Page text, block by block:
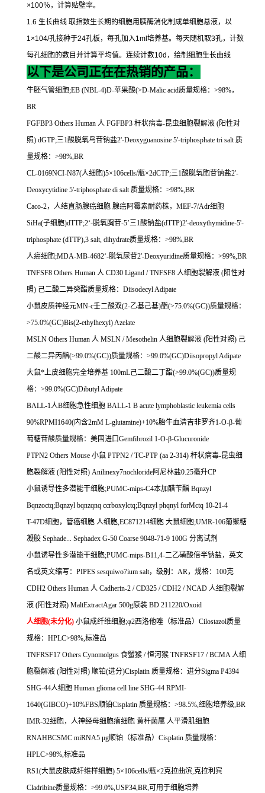
×100％，计算贴壁率。
1.6 生长曲线 取指数生长期的细胞用胰酶消化制成单细胞悬液，以
1×104/孔接种于24孔板，每孔加入1ml 培养基。每天随机取3孔，计数
每孔细胞的数目并计算平均值。连续计数10d ，绘制细胞生长曲线
以下是公司正在在热销的产品：
牛胚气管细胞;EB (NBL-4)D-苹果酸(>D-Malic acid质量规格： >98%，
BR
FGFBP3 Others Human 人 FGFBP3 杆状病毒-昆虫细胞裂解液 (阳性对
照) dGTP;三1酸脱氧鸟苷钠盐2'-Deoxyguanosine 5'-triphosphate tri salt质
量规格： >98%,BR
CL-0169NCI-N87(人细胞)5×106cells/瓶×2dCTP;三1酸脱氧胞苷钠盐2'-
Deoxycytidine 5'-triphosphate di salt质量规格： >98%,BR
Caco-2，人结直肠腺癌细胞 腺癌阿霉素耐药株， MEF-7/Adr细胞
SiHa(子细胞)dTTP;2‘-脱氧胸苷-5’三1酸钠盐(dTTP)2'-deoxythymidine-5'-
triphosphate (dTTP),3 salt, dihydrate质量规格： >98%,BR
人癌细胞;MDA-MB-4682‘-脱氧尿苷2'-Deoxyuridine质量规格： >99%,BR
TNFSF8 Others Human 人 CD30 Ligand / TNFSF8 人细胞裂解液 (阳性对
照) 己二酸二异癸酯质量规格： Diisodecyl Adipate
小鼠皮质神经元MN-c壬二酸双(2-乙基己基)酯(>75.0%(GC))质量规格：
>75.0%(GC)Bis(2-ethylhexyl) Azelate
MSLN Others Human 人 MSLN / Mesothelin 人细胞裂解液 (阳性对照) 己
二酸二异丙酯(>99.0%(GC))质量规格： >99.0%(GC)Diisopropyl Adipate
大鼠*上皮细胞完全培养基 100mL己二酸二丁酯(>99.0%(GC))质量规
格： >99.0%(GC)Dibutyl Adipate
BALL-1人B细胞急性细胞 BALL-1 B acute lymphoblastic leukemia cells
90%RPMI1640(内含2mM L-glutamine)+10%胎牛血清吉非罗齐1-O-β-葡
萄糖苷酸质量规格：美国进口Gemfibrozil 1-O-β-Glucuronide
PTPN2 Others Mouse 小鼠 PTPN2 / TC-PTP (aa 2-314) 杆状病毒-昆虫细
胞裂解液 (阳性对照) Anilinexy7nochloride阿尼林盐0.25毫升CP
小鼠诱导性多潜能干细胞;PUMC-mips-C4本加醋苄酯 Bqnzyl
Bqnzoctq;Bqnzyl bqnzqnq ccrboxylctq;Bqnzyl phqnyl forMctq 10-21-4
T-47D细胞，管癌细胞 人细胞,EC871214细胞 大鼠细胞;UMR-106葡聚糖
凝胶 Sephade... Sephadex G-50 Coarse 9048-71-9 100G 分离试剂
小鼠诱导性多潜能干细胞;PUMC-mips-B11,4-二乙磺酸倍半钠盐，英文
名或英文缩写： PIPES sesquiwo7ium salt，级别： AR，规格： 100克
CDH2 Others Human 人 Cadherin-2 / CD325 / CDH2 / NCAD 人细胞裂解
液 (阳性对照) MaltExtractAgar 500g原装 BD 211220/Oxoid
人细胞(未分化) 小鼠成纤维细胞;φ2西洛他唑（标准品） Cilostazol质量
规格： HPLC>98%,标准品
TNFRSF17 Others Cynomolgus 食蟹猴 /恒河猴 TNFRSF17 / BCMA人细
胞裂解液 (阳性对照) 顺铂(进分)Cisplatin 质量规格：进分Sigma P4394
SHG-44人细胞 Human glioma cell line SHG-44 RPMI-
1640(GIBCO)+10%FBS顺铂Cisplatin 质量规格： >98.5%,细胞培养级,BR
IMR-32细胞，人神经母细胞瘤细胞 黄杆菌属 人平滑肌细胞
RNAHBCSMC miRNA5 μg顺铂（标准品） Cisplatin 质量规格：
HPLC>98%,标准品
RS1(大鼠皮肤成纤维样细胞) 5×106cells/瓶×2克拉曲滨,克拉利宾
Cladribine质量规格： >99.0%,USP34,BR,可用于细胞培养